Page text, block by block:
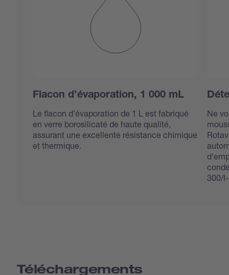
Flacon d’évaporation, 1 000 mL
Le flacon d’évaporation de 1 L est fabriqué
en verre borosilicaté de haute qualité,
assurant une excellente résistance chimique
et thermique.
Ne
300/
Téléchargements